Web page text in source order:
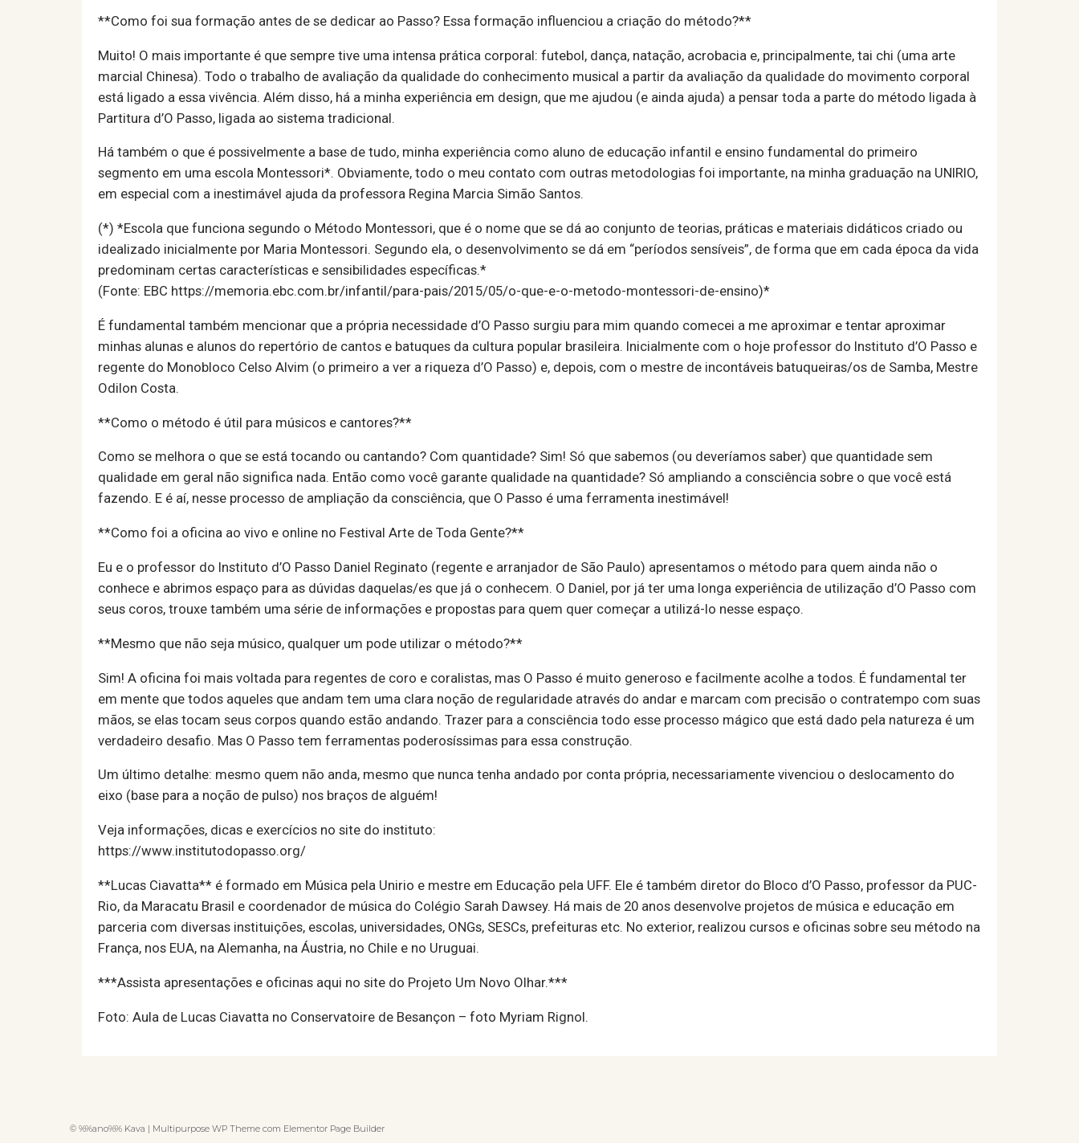
**Como foi sua formação antes de se dedicar ao Passo? Essa formação influenciou a criação do método?**
Muito! O mais importante é que sempre tive uma intensa prática corporal: futebol, dança, natação, acrobacia e, principalmente, tai chi (uma arte
marcial Chinesa). Todo o trabalho de avaliação da qualidade do conhecimento musical a partir da avaliação da qualidade do movimento corporal
está ligado a essa vivência. Além disso, há a minha experiência em design, que me ajudou (e ainda ajuda) a pensar toda a parte do método ligada à
Partitura d’O Passo, ligada ao sistema tradicional.
Há também o que é possivelmente a base de tudo, minha experiência como aluno de educação infantil e ensino fundamental do primeiro
segmento em uma escola Montessori*. Obviamente, todo o meu contato com outras metodologias foi importante, na minha graduação na UNIRIO,
em especial com a inestimável ajuda da professora Regina Marcia Simão Santos.
(*) *Escola que funciona segundo o Método Montessori, que é o nome que se dá ao conjunto de teorias, práticas e materiais didáticos criado ou
idealizado inicialmente por Maria Montessori. Segundo ela, o desenvolvimento se dá em “períodos sensíveis”, de forma que em cada época da vida
predominam certas características e sensibilidades específicas.*
(Fonte: EBC https://memoria.ebc.com.br/infantil/para-pais/2015/05/o-que-e-o-metodo-montessori-de-ensino)*
É fundamental também mencionar que a própria necessidade d’O Passo surgiu para mim quando comecei a me aproximar e tentar aproximar
minhas alunas e alunos do repertório de cantos e batuques da cultura popular brasileira. Inicialmente com o hoje professor do Instituto d’O Passo e
regente do Monobloco Celso Alvim (o primeiro a ver a riqueza d’O Passo) e, depois, com o mestre de incontáveis batuqueiras/os de Samba, Mestre
Odilon Costa.
**Como o método é útil para músicos e cantores?**
Como se melhora o que se está tocando ou cantando? Com quantidade? Sim! Só que sabemos (ou deveríamos saber) que quantidade sem
qualidade em geral não significa nada. Então como você garante qualidade na quantidade? Só ampliando a consciência sobre o que você está
fazendo. E é aí, nesse processo de ampliação da consciência, que O Passo é uma ferramenta inestimável!
**Como foi a oficina ao vivo e online no Festival Arte de Toda Gente?**
Eu e o professor do Instituto d’O Passo Daniel Reginato (regente e arranjador de São Paulo) apresentamos o método para quem ainda não o
conhece e abrimos espaço para as dúvidas daquelas/es que já o conhecem. O Daniel, por já ter uma longa experiência de utilização d’O Passo com
seus coros, trouxe também uma série de informações e propostas para quem quer começar a utilizá-lo nesse espaço.
**Mesmo que não seja músico, qualquer um pode utilizar o método?**
Sim! A oficina foi mais voltada para regentes de coro e coralistas, mas O Passo é muito generoso e facilmente acolhe a todos. É fundamental ter
em mente que todos aqueles que andam tem uma clara noção de regularidade através do andar e marcam com precisão o contratempo com suas
mãos, se elas tocam seus corpos quando estão andando. Trazer para a consciência todo esse processo mágico que está dado pela natureza é um
verdadeiro desafio. Mas O Passo tem ferramentas poderosíssimas para essa construção.
Um último detalhe: mesmo quem não anda, mesmo que nunca tenha andado por conta própria, necessariamente vivenciou o deslocamento do
eixo (base para a noção de pulso) nos braços de alguém!
Veja informações, dicas e exercícios no site do instituto:
https://www.institutodopasso.org/
**Lucas Ciavatta** é formado em Música pela Unirio e mestre em Educação pela UFF. Ele é também diretor do Bloco d’O Passo, professor da PUC-
Rio, da Maracatu Brasil e coordenador de música do Colégio Sarah Dawsey. Há mais de 20 anos desenvolve projetos de música e educação em
parceria com diversas instituições, escolas, universidades, ONGs, SESCs, prefeituras etc. No exterior, realizou cursos e oficinas sobre seu método na
França, nos EUA, na Alemanha, na Áustria, no Chile e no Uruguai.
***Assista apresentações e oficinas aqui no site do Projeto Um Novo Olhar.***
Foto: Aula de Lucas Ciavatta no Conservatoire de Besançon – foto Myriam Rignol.
© %%ano%% Kava | Multipurpose WP Theme com Elementor Page Builder